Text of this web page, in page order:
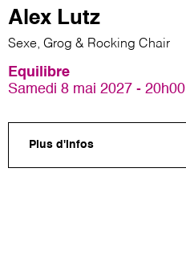
Alex Lutz
Sexe, Grog & Rocking Chair
Equilibre
Samedi 8 mai 2027 - 20h00
Plus d'infos